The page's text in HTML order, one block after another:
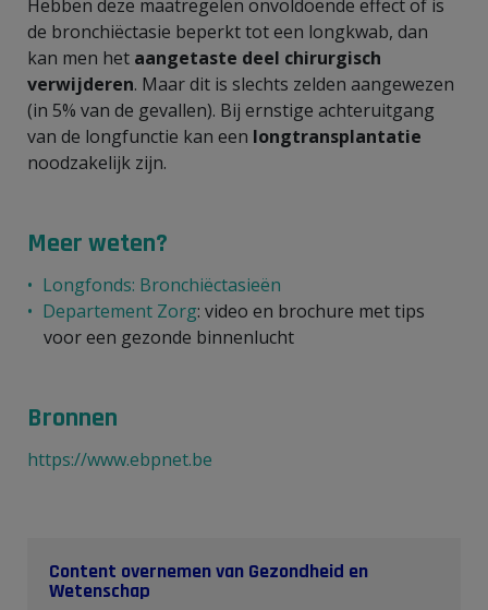
Hebben deze maatregelen onvoldoende effect of is
de bronchiëctasie beperkt tot een longkwab, dan
kan men het aangetaste deel chirurgisch
verwijderen. Maar dit is slechts zelden aangewezen
(in 5% van de gevallen). Bij ernstige achteruitgang
van de longfunctie kan een longtransplantatie
noodzakelijk zijn.
Meer weten?
Longfonds: Bronchiëctasieën
Departement Zorg: video en brochure met tips
voor een gezonde binnenlucht
Bronnen
https://www.ebpnet.be
Content overnemen van Gezondheid en
Wetenschap